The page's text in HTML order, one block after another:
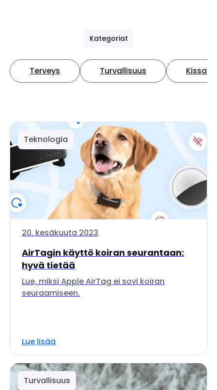
Kategoriat
Terveys Turvallisuus Kissa
Teknologia
20. kesäkuuta 2023
AirTagin käyttö koiran seurantaan:
hyvä tietää
Lue, miksi Apple AirTag ei sovi koiran
seuraamiseen.
Lue lisää
Turvallisuus